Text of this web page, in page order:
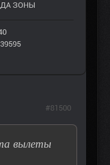
ЗОНЫ
вылеты
#81500